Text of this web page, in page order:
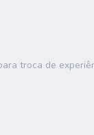
troca de